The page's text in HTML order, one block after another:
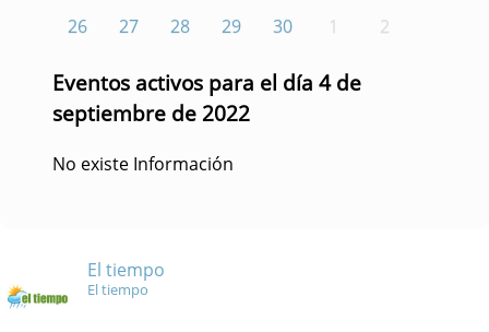
26
27 28 29 30 1 2
Eventos activos para el día 4 de
septiembre de 2022
No existe Información
El tiempo
El tiempo